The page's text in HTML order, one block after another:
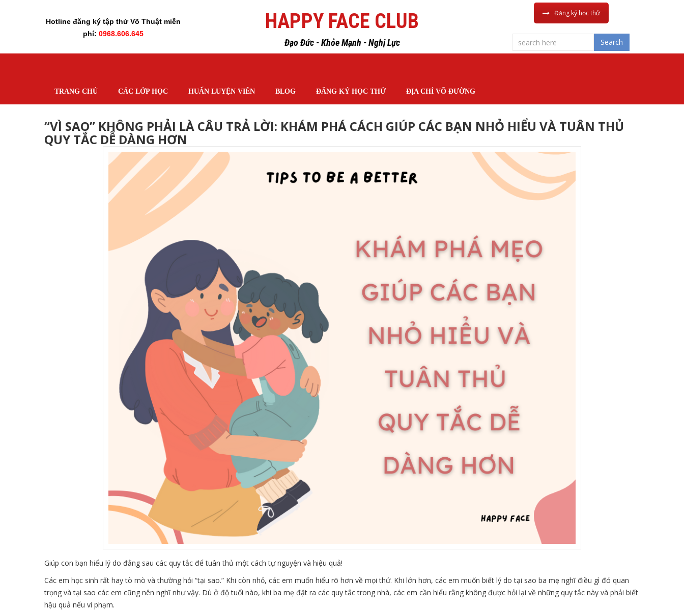
Hotline đăng ký tập thử Võ Thuật miễn
phí: 0968.606.645
HAPPY FACE CLUB
Đạo Đức - Khỏe Mạnh - Nghị Lực
Đăng ký học thử
Search
TRANG CHỦ CÁC LỚP HỌC HUẤN LUYỆN VIÊN BLOG ĐĂNG KÝ HỌC THỬ ĐỊA CHỈ VÕ ĐƯỜNG
“VÌ SAO” KHÔNG PHẢI LÀ CÂU TRẢ LỜI: KHÁM PHÁ CÁCH GIÚP CÁC BẠN NHỎ HIỂU VÀ TUÂN THỦ
QUY TẮC DỄ DÀNG HƠN
Giúp con bạn hiểu lý do đằng sau các quy tắc để tuân thủ một cách tự nguyện và hiệu quả!
Các em học sinh rất hay tò mò và thường hỏi “tại sao.” Khi còn nhỏ, các em muốn hiểu rõ hơn về mọi thứ. Khi lớn hơn, các em muốn biết lý do tại sao ba mẹ nghĩ điều gì đó quan
trọng và tại sao các em cũng nên nghĩ như vậy. Dù ở độ tuổi nào, khi ba mẹ đặt ra các quy tắc trong nhà, các em cần hiểu rằng không được hỏi lại về những quy tắc này và phải biết
hậu quả nếu vi phạm.